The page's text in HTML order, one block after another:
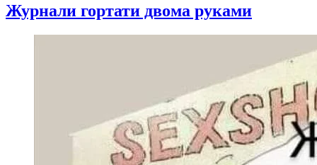
Журнали гортати двома руками